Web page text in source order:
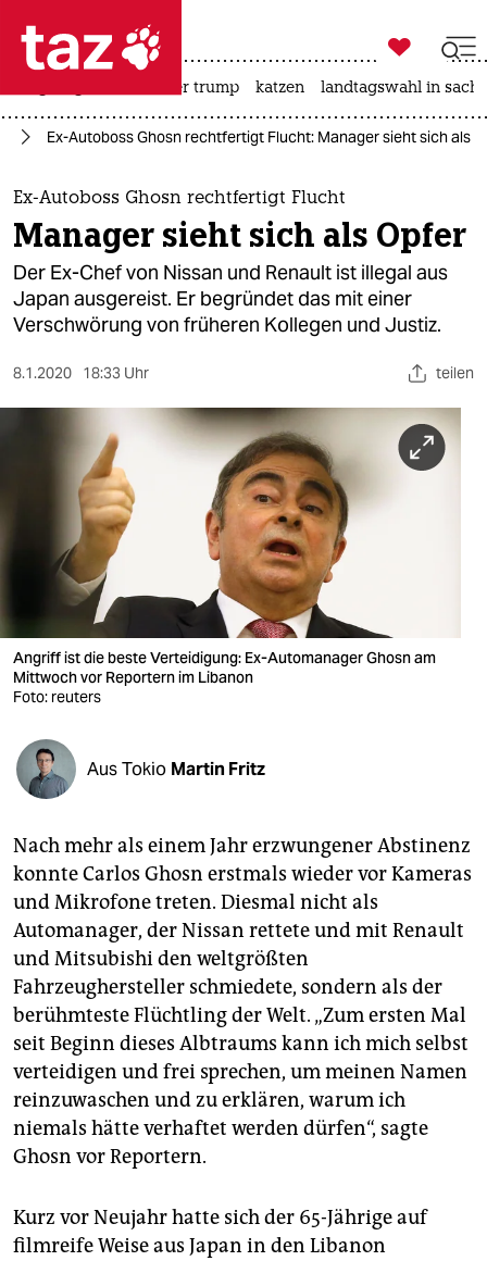
 taz zahl ich
taz zahl ich
themen
politik
öko
gesellschaft
wahrheit
verlag
verlag
shop
fragen & hilfe
unterstützen
abo
genossenschaft
epaper login

taz zahl ich
usa unter trump katzen landtagswahl in
Ex-Autoboss Ghosn rechtfertigt Flucht: Manager sieht sich als
Ex-Autoboss Ghosn rechtfertigt Flucht
Manager sieht sich als Opfer
Der Ex-Chef von Nissan und Renault ist illegal aus
Japan ausgereist. Er begründet das mit einer
Verschwörung von früheren Kollegen und Justiz.
8.1.2020 18:33 Uhr teilen
Angriff ist die beste Verteidigung: Ex-Automanager Ghosn am
Mittwoch vor Reportern im Libanon
Foto: reuters
Aus Tokio Martin Fritz
Nach mehr als einem Jahr erzwungener Abstinenz
konnte Carlos Ghosn erstmals wieder vor Kameras
und Mikrofone treten. Diesmal nicht als
Automanager, der Nissan rettete und mit Renault
und Mitsubishi den weltgrößten
Fahrzeughersteller schmiedete, sondern als der
berühmteste Flüchtling der Welt. „Zum ersten Mal
seit Beginn dieses Albtraums kann ich mich selbst
verteidigen und frei sprechen, um meinen Namen
reinzuwaschen und zu erklären, warum ich
niemals hätte verhaftet werden dürfen“, sagte
Ghosn vor Reportern.
Kurz vor Neujahr hatte sich der 65-Jährige auf
filmreife Weise aus Japan in den Libanon